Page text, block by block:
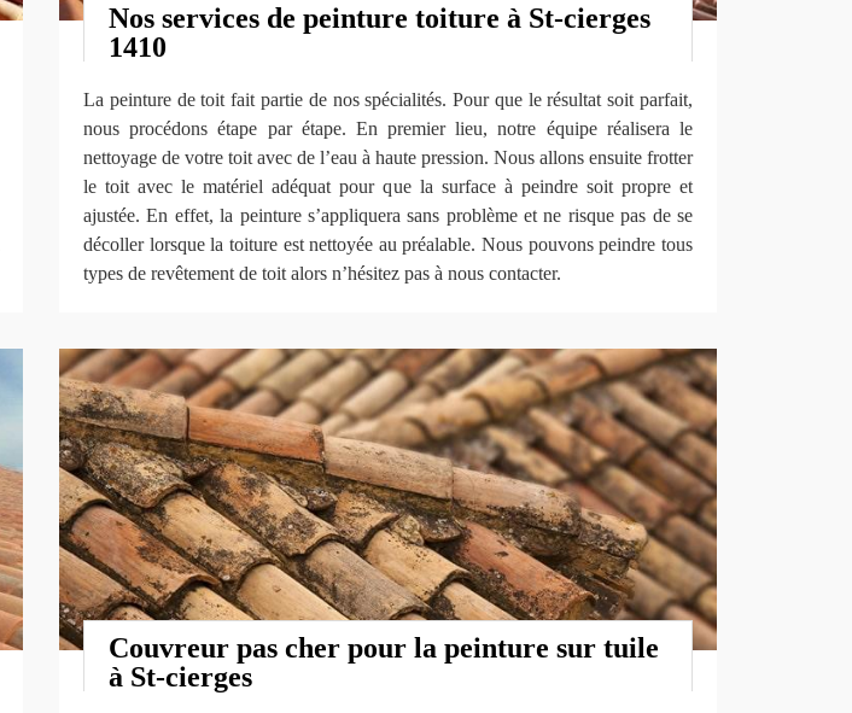
Nos services de peinture toiture à St-cierges
1410
La peinture de toit fait partie de nos spécialités. Pour que le résultat soit parfait,
nous procédons étape par étape. En premier lieu, notre équipe réalisera le
nettoyage de votre toit avec de l’eau à haute pression. Nous allons ensuite frotter
le toit avec le matériel adéquat pour que la surface à peindre soit propre et
ajustée. En effet, la peinture s’appliquera sans problème et ne risque pas de se
décoller lorsque la toiture est nettoyée au préalable. Nous pouvons peindre tous
types de revêtement de toit alors n’hésitez pas à nous contacter.
Couvreur pas cher pour la peinture sur tuile
à St-cierges